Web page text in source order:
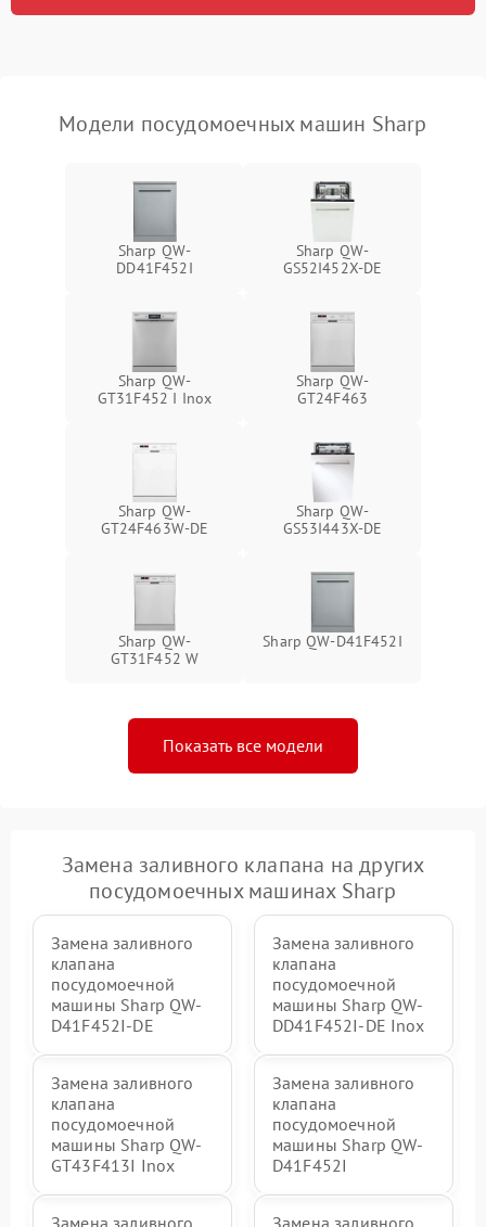
Модели посудомоечных машин Sharp
Sharp QW-
DD41F452I
Sharp QW-
GS52I452X-DE
Sharp QW-
GT31F452 I Inox
Sharp QW-
GT24F463
Sharp QW-
GT24F463W-DE
Sharp QW-
GS53I443X-DE
Sharp QW-
GT31F452 W
Sharp QW-D41F452I
Показать все модели
Замена заливного клапана на других
посудомоечных машинах Sharp
Замена заливного
клапана
посудомоечной
машины Sharp QW-
D41F452I-DE
Замена заливного
клапана
посудомоечной
машины Sharp QW-
DD41F452I-DE Inox
Замена заливного
клапана
посудомоечной
машины Sharp QW-
GT43F413I Inox
Замена заливного
клапана
посудомоечной
машины Sharp QW-
D41F452I
Замена заливного Замена заливного